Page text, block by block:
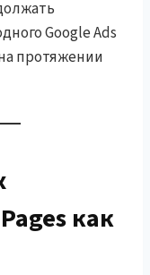
Google Ads
протяжении
как